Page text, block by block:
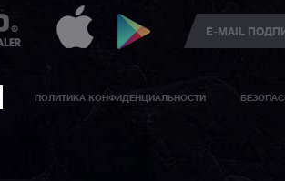
ПОЛИТИКА КОНФИДЕНЦИАЛЬНОСТИ